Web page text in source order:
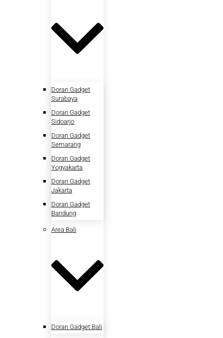
Doran Gadget
Surabaya
Doran Gadget
Sidoarjo
Doran Gadget
Semarang
Doran Gadget
Yogyakarta
Doran Gadget
Jakarta
Doran Gadget
Bandung
Area Bali
Doran Gadget Bali